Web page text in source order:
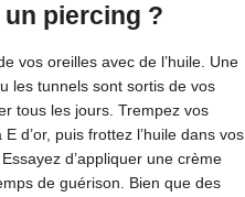
piercing ?
vos oreilles avec de l’huile. Une
les tunnels sont sortis de vos
tous les jours. Trempez vos
d’or, puis frottez l’huile dans vos
d’appliquer une crème
de guérison. Bien que des